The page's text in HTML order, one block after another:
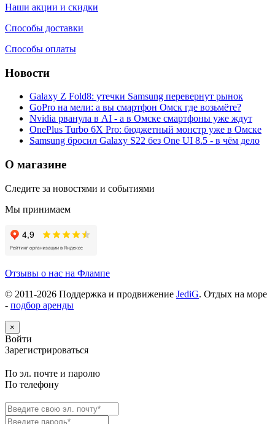
Наши акции и скидки
Способы доставки
Способы оплаты
Новости
Galaxy Z Fold8: утечки Samsung перевернут рынок
GoPro на мели: а вы смартфон Омск где возьмёте?
Nvidia рванула в AI - а в Омске смартфоны уже ждут
OnePlus Turbo 6X Pro: бюджетный монстр уже в Омске
Samsung бросил Galaxy S22 без One UI 8.5 - в чём дело
О магазине
Следите за новостями и событиями
Мы принимаем
Отзывы о нас на Флампе
© 2011-2026 Поддержка и продвижение JediG. Отдых на море
- подбор аренды
×
Войти
Зарегистрироваться
По эл. почте и паролю
По телефону